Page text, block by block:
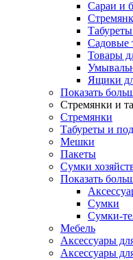
Сараи и
Садовые
Товары
Ящики
Показать
Стремянки и
Стремянки
Табуреты и
Мешки
Пакеты
Сумки
Показать
Сумки
Сумки-
Мебель
Аксессуары
Аксессуары